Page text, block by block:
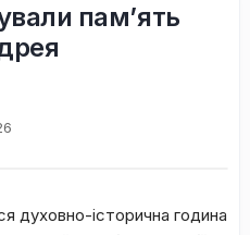
пам’ять
духовно-історична година